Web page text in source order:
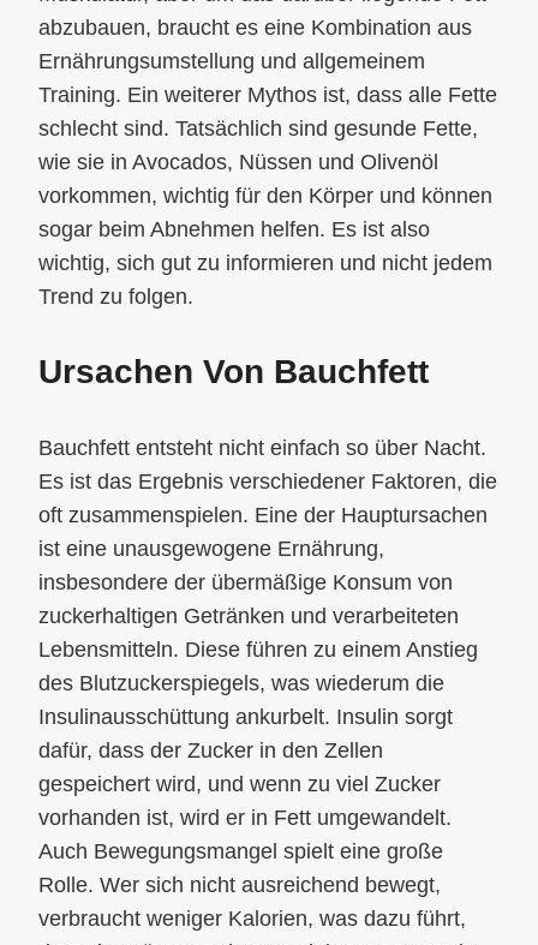
abzubauen, braucht es eine Kombination aus
Ernährungsumstellung und allgemeinem
Training. Ein weiterer Mythos ist, dass alle Fette
schlecht sind. Tatsächlich sind gesunde Fette,
wie sie in Avocados, Nüssen und Olivenöl
vorkommen, wichtig für den Körper und können
sogar beim Abnehmen helfen. Es ist also
wichtig, sich gut zu informieren und nicht jedem
Trend zu folgen.
Ursachen Von Bauchfett
Bauchfett entsteht nicht einfach so über Nacht.
Es ist das Ergebnis verschiedener Faktoren, die
oft zusammenspielen. Eine der Hauptursachen
ist eine unausgewogene Ernährung,
insbesondere der übermäßige Konsum von
zuckerhaltigen Getränken und verarbeiteten
Lebensmitteln. Diese führen zu einem Anstieg
des Blutzuckerspiegels, was wiederum die
Insulinausschüttung ankurbelt. Insulin sorgt
dafür, dass der Zucker in den Zellen
gespeichert wird, und wenn zu viel Zucker
vorhanden ist, wird er in Fett umgewandelt.
Auch Bewegungsmangel spielt eine große
Rolle. Wer sich nicht ausreichend bewegt,
verbraucht weniger Kalorien, was dazu führt,